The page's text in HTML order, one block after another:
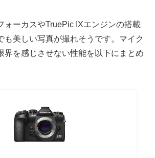
ォーカスやTruePic IXエンジンの搭載
も美しい写真が撮れそうです。マイク
界を感じさせない性能を以下にまとめ